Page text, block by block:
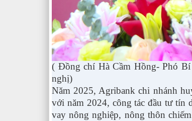
( Đồng chí Hà Cầm Hồng- Phó
nghị)
Năm 2025, Agribank chi nhánh
với năm 2024, công tác đầu tư
vay nông nghiệp, nông thôn